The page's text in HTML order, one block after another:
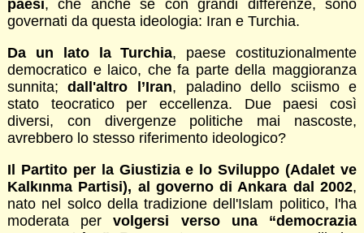
paesi, che anche se con grandi differenze, sono
governati da questa ideologia: Iran e Turchia.
Da un lato la Turchia, paese costituzionalmente
democratico e laico, che fa parte della maggioranza
sunnita;dall'altro l’Iran, paladino dello sciismo e
stato teocratico per eccellenza. Due paesi così
diversi, con divergenze politiche mai nascoste,
avrebbero lo stesso riferimento ideologico?
Il Partito per la Giustizia e lo Sviluppo (Adalet ve
Kalkınma Partisi), al governo di Ankara dal 2002,
nato nel solco della tradizione dell'Islam politico, l'ha
moderata pervolgersi verso una “democrazia